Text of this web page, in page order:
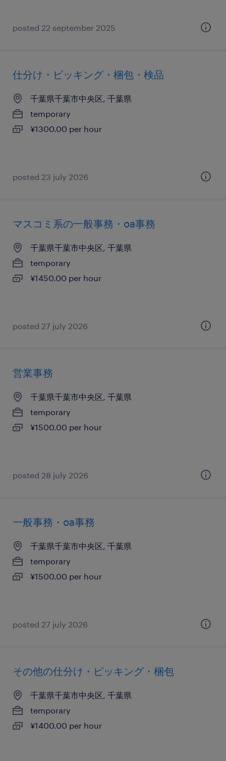
posted 22 september 2025
仕分け・ピッキング・梱包・検品
千葉県千葉市中央区, 千葉県
temporary
¥1300.00 per hour
posted 23 july 2026
マスコミ系の一般事務・oa事務
千葉県千葉市中央区, 千葉県
temporary
¥1450.00 per hour
posted 27 july 2026
営業事務
千葉県千葉市中央区, 千葉県
temporary
¥1500.00 per hour
posted 28 july 2026
一般事務・oa事務
千葉県千葉市中央区, 千葉県
temporary
¥1500.00 per hour
posted 27 july 2026
その他の仕分け・ピッキング・梱包
千葉県千葉市中央区, 千葉県
temporary
¥1400.00 per hour